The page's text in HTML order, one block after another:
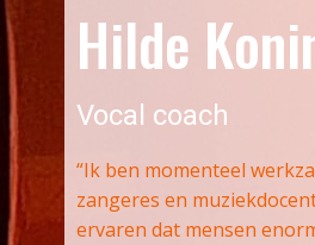
Hilde
Vocal coach
“Ik ben momenteel
zangeres en
ervaren dat mensen